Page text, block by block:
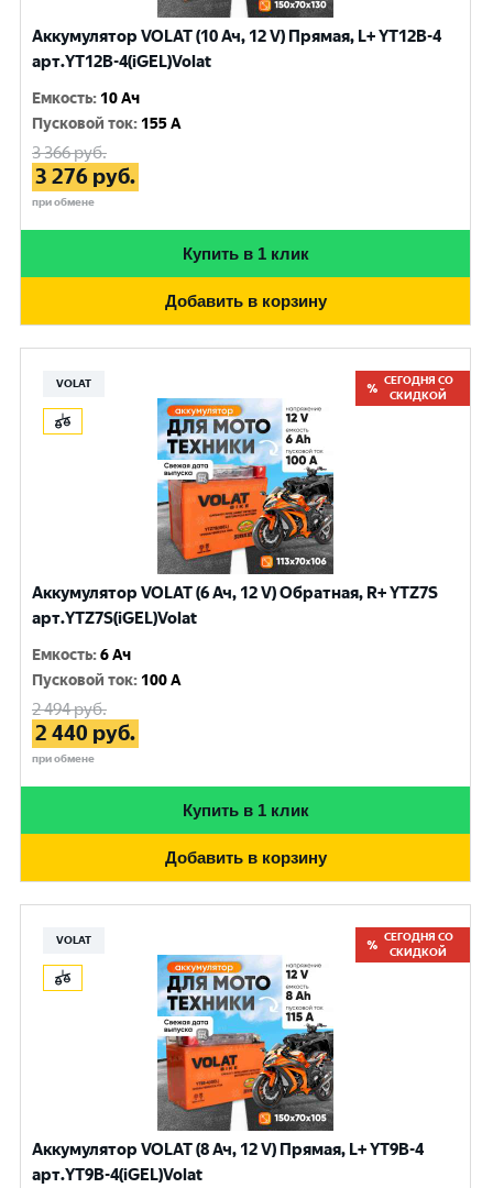
Аккумулятор VOLAT (10 Ач, 12 V) Прямая, L+ YT12B-4
арт.YT12B-4(iGEL)Volat
Емкость: 10 Ач
Пусковой ток: 155 A
3 366руб.
3 276 руб.
при обмене
Купить в 1 клик
Добавить в корзину
VOLAT
СЕГОДНЯ СО
СКИДКОЙ
Аккумулятор VOLAT (6 Ач, 12 V) Обратная, R+ YTZ7S
арт.YTZ7S(iGEL)Volat
Емкость:6 Ач
Пусковой ток: 100 A
2 494руб.
2 440 руб.
при обмене
Купить в 1 клик
Добавить в корзину
VOLAT
СЕГОДНЯ СО
СКИДКОЙ
Аккумулятор VOLAT (8 Ач, 12 V) Прямая, L+ YT9B-4
арт.YT9B-4(iGEL)Volat